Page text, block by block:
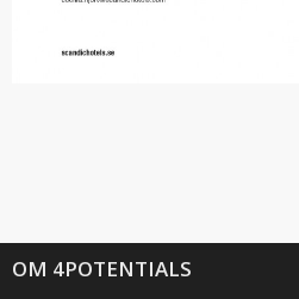
OM 4POTENTIALS